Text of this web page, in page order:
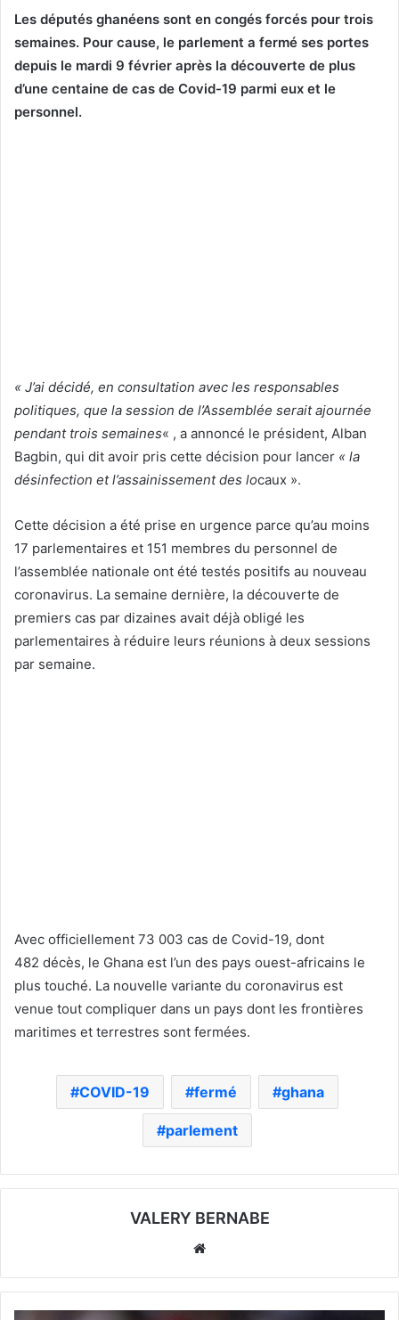
Les députés ghanéens sont en congés forcés pour trois
semaines. Pour cause, le parlement a fermé ses portes
depuis le mardi 9 février après la découverte de plus
d’une centaine de cas de Covid-19 parmi eux et le
personnel.
« J’ai décidé, en consultation avec les responsables
politiques, que la session de l’Assemblée serait ajournée
pendant trois semaines« , a annoncé le président, Alban
Bagbin, qui dit avoir pris cette décision pour lancer « la
désinfection et l’assainissement des locaux ».
Cette décision a été prise en urgence parce qu’au moins
17 parlementaires et 151 membres du personnel de
l’assemblée nationale ont été testés positifs au nouveau
coronavirus. La semaine dernière, la découverte de
premiers cas par dizaines avait déjà obligé les
parlementaires à réduire leurs réunions à deux sessions
par semaine.
Avec officiellement 73 003 cas de Covid-19, dont
482 décès, le Ghana est l’un des pays ouest-africains le
plus touché. La nouvelle variante du coronavirus est
venue tout compliquer dans un pays dont les frontières
maritimes et terrestres sont fermées.
COVID-19 fermé ghana
parlement
VALERY BERNABE